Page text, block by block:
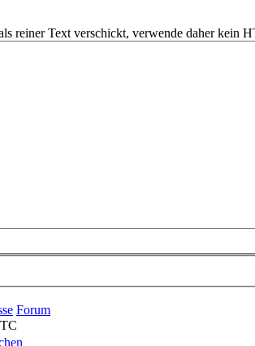
reiner Text verschickt, verwende daher
Forum